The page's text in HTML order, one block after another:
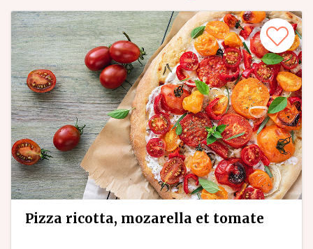
pizza ricotta, mozarella et tomate